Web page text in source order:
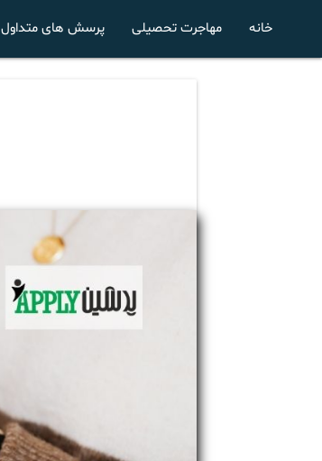
خانه مهاجرت تحصیلی پرسش های متداول